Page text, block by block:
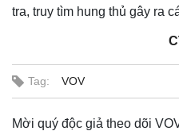
tra, truy tìm hung thủ gây ra
Tag: VOV
Mời quý độc giả theo dõi